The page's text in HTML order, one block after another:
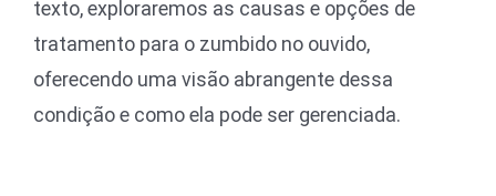
texto, exploraremos as causas e opções de
tratamento para o zumbido no ouvido,
oferecendo uma visão abrangente dessa
condição e como ela pode ser gerenciada.